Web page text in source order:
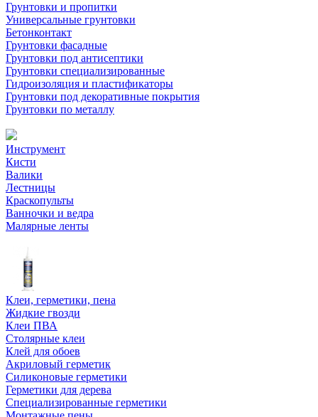
Грунтовки и пропитки
Универсальные грунтовки
Бетонконтакт
Грунтовки фасадные
Грунтовки под антисептики
Грунтовки специализированные
Гидроизоляция и пластификаторы
Грунтовки под декоративные покрытия
Грунтовки по металлу
Инструмент
Кисти
Валики
Лестницы
Краскопульты
Ванночки и ведра
Малярные ленты
Клеи, герметики, пена
Жидкие гвозди
Клеи ПВА
Столярные клеи
Клей для обоев
Акриловый герметик
Силиконовые герметики
Герметики для дерева
Специализированные герметики